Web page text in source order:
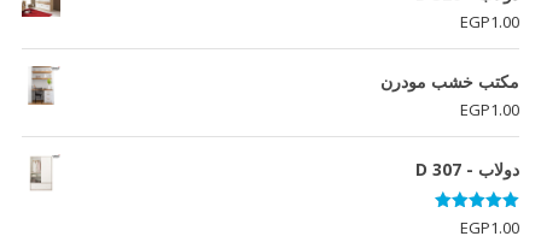
EGP1.00
مكتب خشب مودرن
EGP1.00
دولاب - D 307
تم التقييم
5.00
من 5
EGP1.00